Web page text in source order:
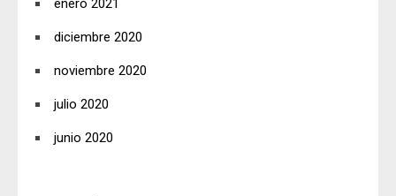
enero 2021
diciembre 2020
noviembre 2020
julio 2020
junio 2020